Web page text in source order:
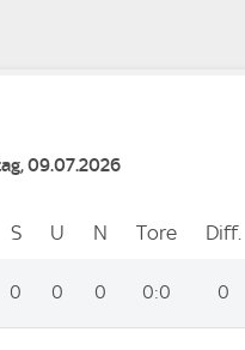
09.07.2026
SSiege
U Unentschieden
N Niederlagen
Tore ToreDiff.
0 0 0 0:0 0